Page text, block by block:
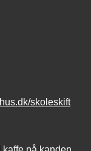
skoleskift